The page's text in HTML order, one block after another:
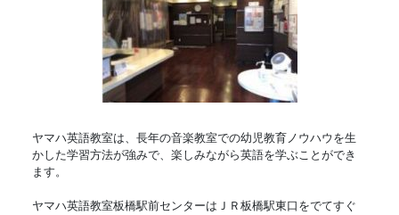
ヤマハ英語教室は、長年の音楽教室での幼児教育ノウハウを生
かした学習方法が強みで、楽しみながら英語を学ぶことができ
ます。
ヤマハ英語教室板橋駅前センターはＪＲ板橋駅東口をでてすぐ